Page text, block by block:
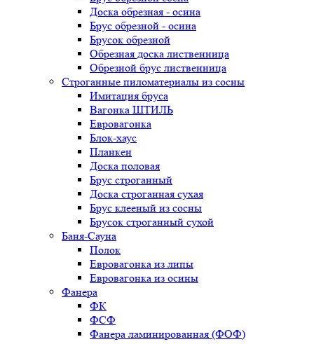
Доска обрезная - осина
Брус обрезной - осина
Брусок обрезной
Обрезная доска лиственница
Обрезной брус лиственница
Строганные пиломатериалы из сосны
Имитация бруса
Вагонка ШТИЛЬ
Евровагонка
Блок-хаус
Планкен
Доска половая
Брус строганный
Доска строганная сухая
Брус клееный из сосны
Брусок строганный сухой
Баня-Сауна
Полок
Евровагонка из липы
Евровагонка из осины
Фанера
ФК
ФСФ
Фанера ламинированная (ФОФ)